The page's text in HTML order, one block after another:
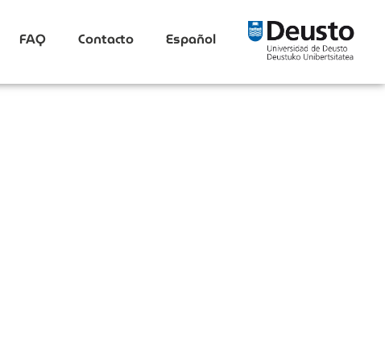
FAQ Contacto Español